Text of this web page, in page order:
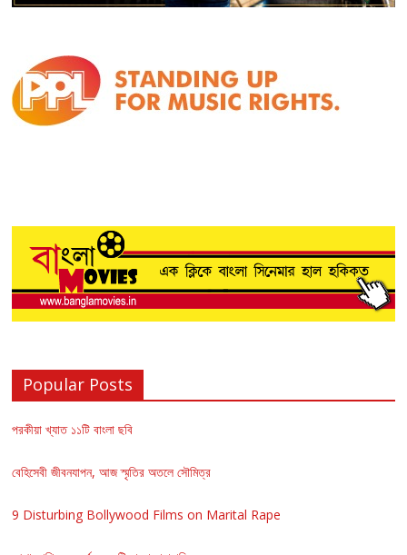
Popular Posts
পরকীয়া খ্যাত ১১টি বাংলা ছবি
বেহিসেবী জীবনযাপন, আজ স্মৃতির অতলে সৌমিত্র
9 Disturbing Bollywood Films on Marital Rape